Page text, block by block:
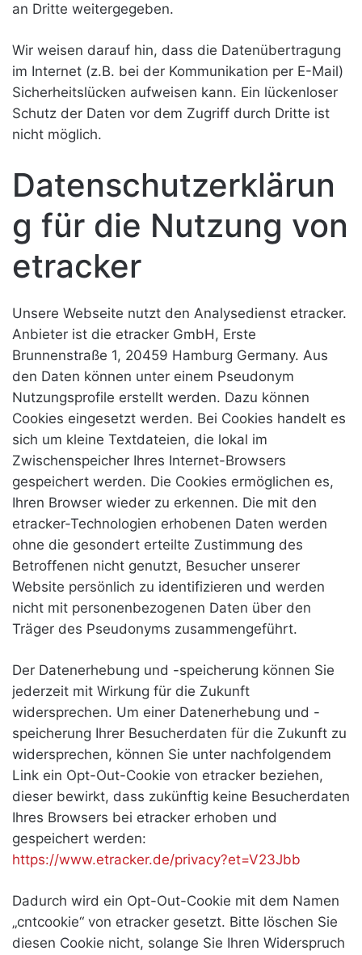
an Dritte weitergegeben.
Wir weisen darauf hin, dass die Datenübertragung
im Internet (z.B. bei der Kommunikation per E-Mail)
Sicherheitslücken aufweisen kann. Ein lückenloser
Schutz der Daten vor dem Zugriff durch Dritte ist
nicht möglich.
Datenschutzerklärun
g für die Nutzung von
etracker
Unsere Webseite nutzt den Analysedienst etracker.
Anbieter ist die etracker GmbH, Erste
Brunnenstraße 1, 20459 Hamburg Germany. Aus
den Daten können unter einem Pseudonym
Nutzungsprofile erstellt werden. Dazu können
Cookies eingesetzt werden. Bei Cookies handelt es
sich um kleine Textdateien, die lokal im
Zwischenspeicher Ihres Internet-Browsers
gespeichert werden. Die Cookies ermöglichen es,
Ihren Browser wieder zu erkennen. Die mit den
etracker-Technologien erhobenen Daten werden
ohne die gesondert erteilte Zustimmung des
Betroffenen nicht genutzt, Besucher unserer
Website persönlich zu identifizieren und werden
nicht mit personenbezogenen Daten über den
Träger des Pseudonyms zusammengeführt.
Der Datenerhebung und -speicherung können Sie
jederzeit mit Wirkung für die Zukunft
widersprechen. Um einer Datenerhebung und -
speicherung Ihrer Besucherdaten für die Zukunft zu
widersprechen, können Sie unter nachfolgendem
Link ein Opt-Out-Cookie von etracker beziehen,
dieser bewirkt, dass zukünftig keine Besucherdaten
Ihres Browsers bei etracker erhoben und
gespeichert werden:
https://www.etracker.de/privacy?et=V23Jbb
Dadurch wird ein Opt-Out-Cookie mit dem Namen
„cntcookie“ von etracker gesetzt. Bitte löschen Sie
diesen Cookie nicht, solange Sie Ihren Widerspruch